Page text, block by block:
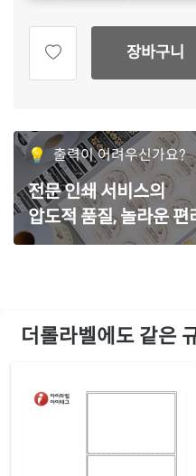
장바구니
출력이 어려우신가요?
전문 인쇄 서비스의
압도적 품질, 놀라운 편
더롤라벨에도 같은